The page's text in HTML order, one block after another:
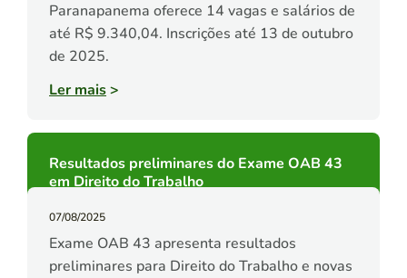
Paranapanema oferece 14 vagas e salários de
até R$ 9.340,04. Inscrições até 13 de outubro
de 2025.
Ler mais>
Resultados preliminares do Exame OAB 43
em Direito do Trabalho
07/08/2025
Exame OAB 43 apresenta resultados
preliminares para Direito do Trabalho e novas